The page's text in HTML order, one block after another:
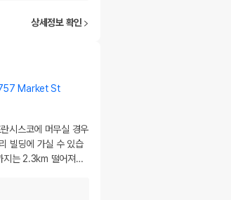
상세정보 확인
Market St
시스코에 머무실 경우
빌딩에 가실 수 있습
지는 2.3km 떨어져…